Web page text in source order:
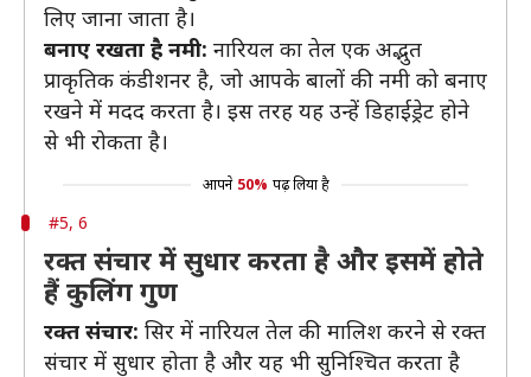
लिए जाना जाता है।
बनाए रखता है नमी: नारियल का तेल एक अद्भुत
प्राकृतिक कंडीशनर है, जो आपके बालों की नमी को बनाए
रखने में मदद करता है। इस तरह यह उन्हें डिहाईड्रेट होने
से भी रोकता है।
आपने 50% पढ़ लिया है
#5, 6
रक्त संचार में सुधार करता है और इसमें होते
हैं कुलिंग गुण
रक्त संचार: सिर में नारियल तेल की मालिश करने से रक्त
संचार में सुधार होता है और यह भी सुनिश्चित करता है